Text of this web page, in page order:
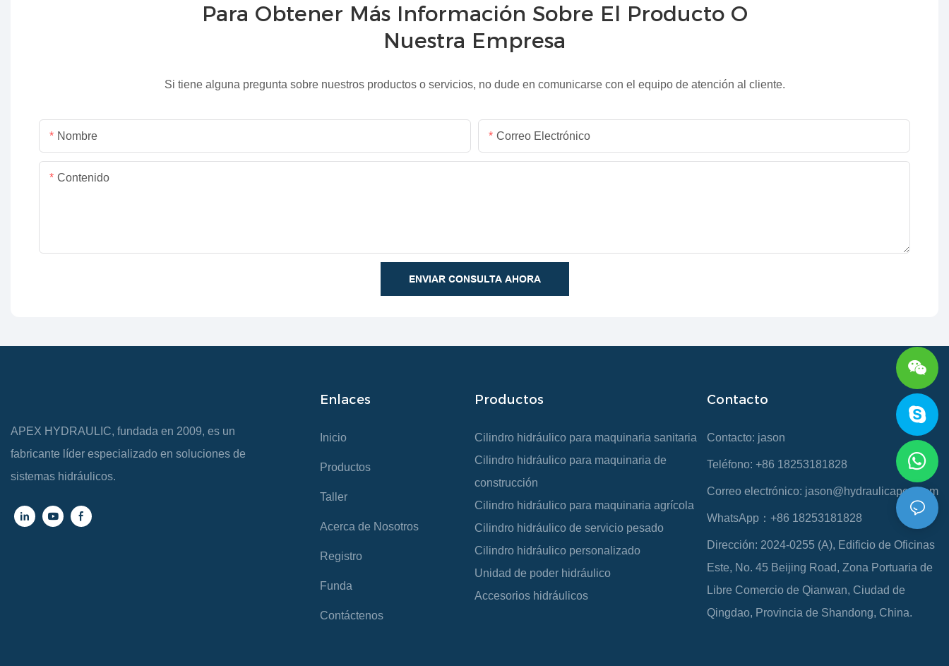
Para Obtener Más Información Sobre El Producto O
Nuestra Empresa
Si tiene alguna pregunta sobre nuestros productos o servicios, no dude en comunicarse con el equipo de atención al cliente.
Nombre Correo Electrónico
Contenido
ENVIAR CONSULTA AHORA
APEX HYDRAULIC, fundada en 2009, es un
fabricante líder especializado en soluciones de
sistemas hidráulicos.
Enlaces
Inicio
Productos
Taller
Acerca de Nosotros
Registro
Funda
Contáctenos
Productos
Cilindro hidráulico para maquinaria sanitaria
Cilindro hidráulico para maquinaria de
construcción
Cilindro hidráulico para maquinaria agrícola
Cilindro hidráulico de servicio pesado
Cilindro hidráulico personalizado
Unidad de poder hidráulico
Accesorios hidráulicos
Contacto
Contacto: jason
Teléfono: +86 18253181828
Correo electrónico: jason@hydraulicapex.com
WhatsApp：+86 18253181828
Dirección: 2024-0255 (A), Edificio de Oficinas
Este, No. 45 Beijing Road, Zona Portuaria de
Libre Comercio de Qianwan, Ciudad de
Qingdao, Provincia de Shandong, China.